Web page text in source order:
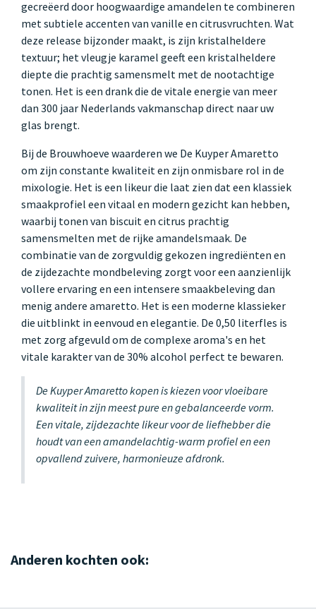
gecreëerd door hoogwaardige amandelen te combineren
met subtiele accenten van vanille en citrusvruchten. Wat
deze release bijzonder maakt, is zijn kristalheldere
textuur; het vleugje karamel geeft een kristalheldere
diepte die prachtig samensmelt met de nootachtige
tonen. Het is een drank die de vitale energie van meer
dan 300 jaar Nederlands vakmanschap direct naar uw
glas brengt.
Bij de Brouwhoeve waarderen we De Kuyper Amaretto
om zijn constante kwaliteit en zijn onmisbare rol in de
mixologie. Het is een likeur die laat zien dat een klassiek
smaakprofiel een vitaal en modern gezicht kan hebben,
waarbij tonen van biscuit en citrus prachtig
samensmelten met de rijke amandelsmaak. De
combinatie van de zorgvuldig gekozen ingrediënten en
de zijdezachte mondbeleving zorgt voor een aanzienlijk
vollere ervaring en een intensere smaakbeleving dan
menig andere amaretto. Het is een moderne klassieker
die uitblinkt in eenvoud en elegantie. De 0,50 literfles is
met zorg afgevuld om de complexe aroma's en het
vitale karakter van de 30% alcohol perfect te bewaren.
De Kuyper Amaretto kopen is kiezen voor vloeibare
kwaliteit in zijn meest pure en gebalanceerde vorm.
Een vitale, zijdezachte likeur voor de liefhebber die
houdt van een amandelachtig-warm profiel en een
opvallend zuivere, harmonieuze afdronk.
Anderen kochten ook: